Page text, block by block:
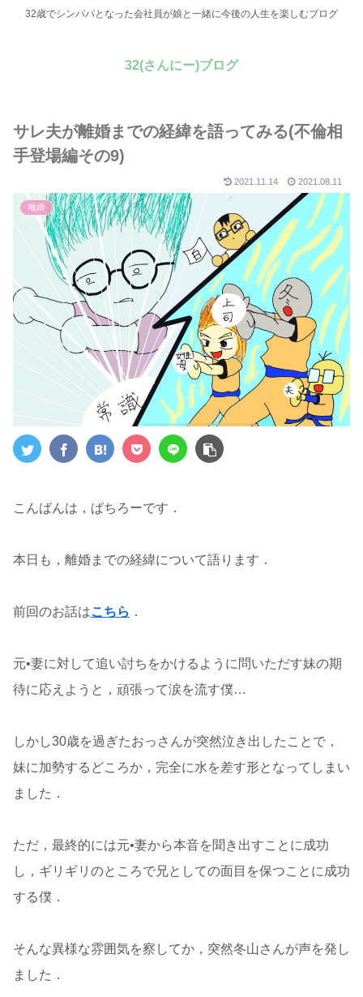
32歳でシンパパとなった会社員が娘と一緒に今後の人生を楽しむブログ
32(さんにー)ブログ
サレ夫が離婚までの経緯を語ってみる(不倫相
手登場編その9)
2021.11.14 2021.08.11
離婚
こんばんは，ぱちろーです．
本日も，離婚までの経緯について語ります．
前回のお話はこちら ．
元•妻に対して追い討ちをかけるように問いただす妹の期
待に応えようと，頑張って涙を流す僕…
しかし30歳を過ぎたおっさんが突然泣き出したことで，
妹に加勢するどころか，完全に水を差す形となってしまい
ました．
ただ，最終的には元•妻から本音を聞き出すことに成功
し，ギリギリのところで兄としての面目を保つことに成功
する僕．
そんな異様な雰囲気を察してか，突然冬山さんが声を発し
ました．